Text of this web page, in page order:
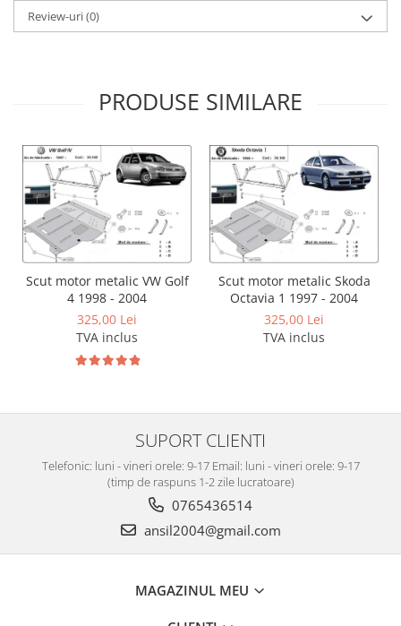
Carlige Polestar
Carlige SsangYong
Carlige Subaru
Carlige Suzuki
Carlige Tesla
Carlige Toyota
Carlige Volkswagen
Carlige Volvo
Carlige Xpeng
Scut motor Volvo
Scut motor Vw
Review-uri(0)
PRODUSE SIMILARE
Scut motor metalic VW Golf
4 1998 - 2004
325,00 Lei
TVA inclus
Scut motor metalic Skoda
Octavia 1 1997 - 2004
325,00 Lei
TVA inclus
SUPORT CLIENTI
Telefonic: luni - vineri orele: 9-17 Email: luni - vineri orele: 9-17
(timp de raspuns 1-2 zile lucratoare)
0765436514
ansil2004@gmail.com
MAGAZINUL MEU